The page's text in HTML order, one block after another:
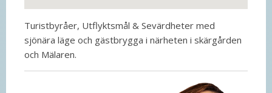
Turistbyråer, Utflyktsmål & Sevärdheter med
sjönära läge och gästbrygga i närheten i skärgården
och Mälaren.